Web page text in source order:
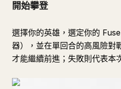
開始攀登
選擇你的英雄，選定你的
器），並在單回合的高風險對
才能繼續前進；失敗則代表本